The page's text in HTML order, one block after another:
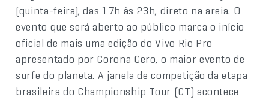
(quinta-feira), das 17h às 23h, direto na areia. O
evento que será aberto ao público marca o início
oficial de mais uma edição do Vivo Rio Pro
apresentado por Corona Cero, o maior evento de
surfe do planeta. A janela de competição da etapa
brasileira do Championship Tour (CT) acontece